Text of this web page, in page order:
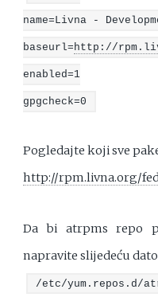
name=Livna -
baseurl= http://
enabled=1
gpgcheck=0
Pogledajte koji sve
http://rpm.livna.org/
Da bi atrpms repo
napravite slijedeću
/etc/yum.repos.d/